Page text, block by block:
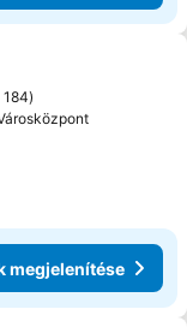
a kedvencekhez
184
megjelenítése